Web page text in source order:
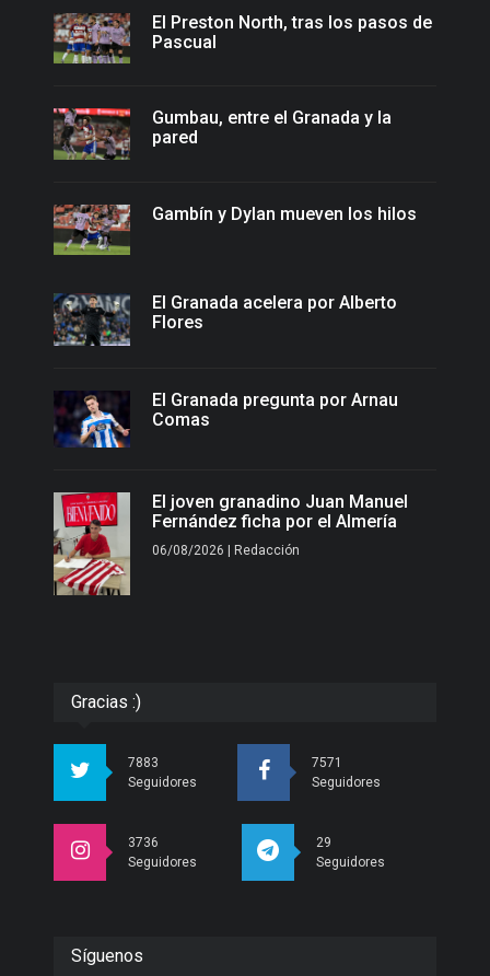
El Preston North, tras los pasos de
Pascual
Gumbau, entre el Granada y la
pared
Gambín y Dylan mueven los hilos
El Granada acelera por Alberto
Flores
El Granada pregunta por Arnau
Comas
El joven granadino Juan Manuel
Fernández ficha por el Almería
06/08/2026 | Redacción
Gracias :)
7883
Seguidores
7571
Seguidores
3736
Seguidores
29
Seguidores
Síguenos